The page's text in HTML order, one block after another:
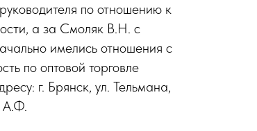
по отношению к
а за Смоляк В.Н. с
имелись отношения с
по оптовой торговле
г. Брянск, ул. Тельмана,
А.Ф.